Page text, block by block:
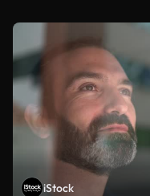
iStock